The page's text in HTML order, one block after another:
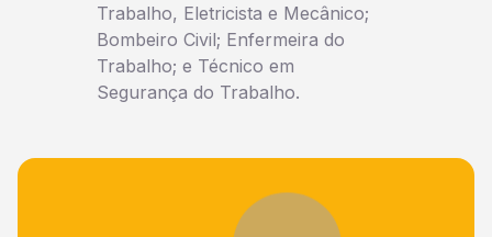
Trabalho, Eletricista e Mecânico;
Bombeiro Civil; Enfermeira do
Trabalho; e Técnico em
Segurança do Trabalho.
Veja o que nossos alunos falam